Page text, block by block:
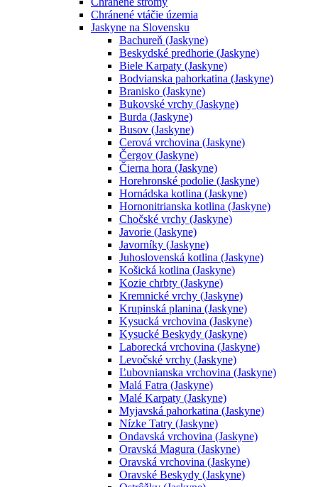
Chránené vtáčie územia
Jaskyne na Slovensku
Bachureň (Jaskyne)
Beskydské predhorie (Jaskyne)
Biele Karpaty (Jaskyne)
Bodvianska pahorkatina (Jaskyne)
Branisko (Jaskyne)
Bukovské vrchy (Jaskyne)
Burda (Jaskyne)
Busov (Jaskyne)
Cerová vrchovina (Jaskyne)
Čergov (Jaskyne)
Čierna hora (Jaskyne)
Horehronské podolie (Jaskyne)
Hornádska kotlina (Jaskyne)
Hornonitrianska kotlina (Jaskyne)
Chočské vrchy (Jaskyne)
Javorie (Jaskyne)
Javorníky (Jaskyne)
Juhoslovenská kotlina (Jaskyne)
Košická kotlina (Jaskyne)
Kozie chrbty (Jaskyne)
Kremnické vrchy (Jaskyne)
Krupinská planina (Jaskyne)
Kysucká vrchovina (Jaskyne)
Kysucké Beskydy (Jaskyne)
Laborecká vrchovina (Jaskyne)
Levočské vrchy (Jaskyne)
Ľubovnianska vrchovina (Jaskyne)
Malá Fatra (Jaskyne)
Malé Karpaty (Jaskyne)
Myjavská pahorkatina (Jaskyne)
Nízke Tatry (Jaskyne)
Ondavská vrchovina (Jaskyne)
Oravská Magura (Jaskyne)
Oravská vrchovina (Jaskyne)
Oravské Beskydy (Jaskyne)